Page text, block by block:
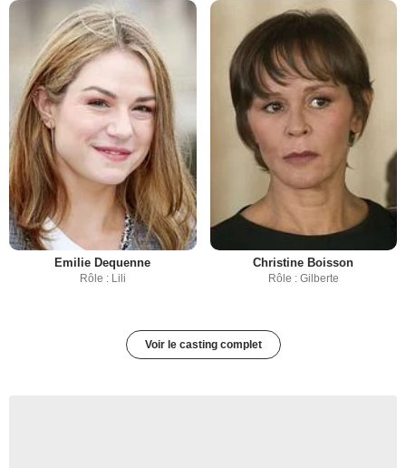
Emilie Dequenne
Rôle : Lili
Christine Boisson
Rôle : Gilberte
Voir le casting complet